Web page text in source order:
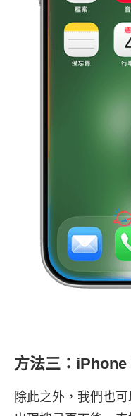
方法三：iPhone
除此之外，我們也